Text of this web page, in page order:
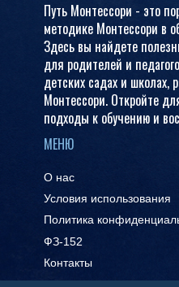
Путь Монтессори - это
методике Монтессори в
Здесь вы найдете
для родителей и
детских садах и школах,
Монтессори. Откройте
подходы к обучению и
МЕНЮ
О нас
Условия использования
Политика
ФЗ-152
Контакты